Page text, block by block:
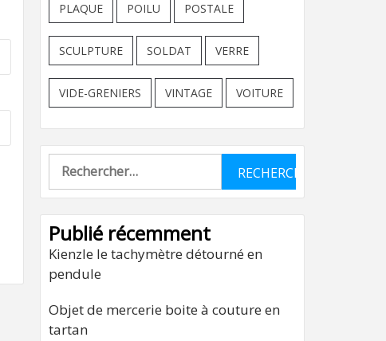
PLAQUE POILU POSTALE
SCULPTURE SOLDAT VERRE
VIDE-GRENIERS VINTAGE VOITURE
Rechercher :
Publié récemment
Kienzle le tachymètre détourné en
pendule
Objet de mercerie boite à couture en
tartan